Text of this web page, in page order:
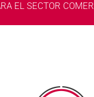
EL SECTOR